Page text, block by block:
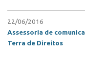
22/06/2016
Assessoria de
Terra de Direitos